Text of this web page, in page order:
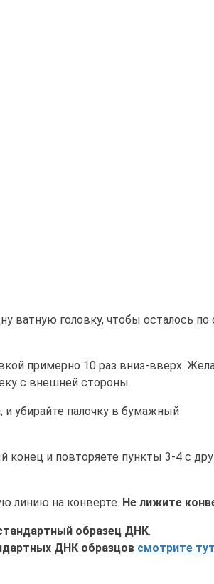
ватную головку, чтобы осталось по
примерно 10 раз вниз-вверх.
с внешней стороны.
убирайте палочку в бумажный
конец и повторяете пункты 3-4 с
линию на конверте. Не лижите
образец ДНК.
ДНК образцов смотрите тут